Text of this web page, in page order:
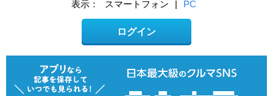
表示： スマートフォン | PC
ログイン